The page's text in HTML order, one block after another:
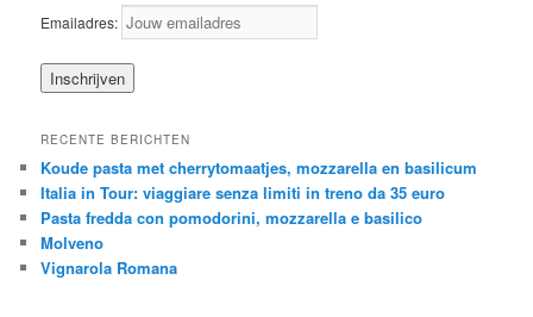
Emailadres:
RECENTE BERICHTEN
Koude pasta met cherrytomaatjes, mozzarella en basilicum
Italia in Tour: viaggiare senza limiti in treno da 35 euro
Pasta fredda con pomodorini, mozzarella e basilico
Molveno
Vignarola Romana